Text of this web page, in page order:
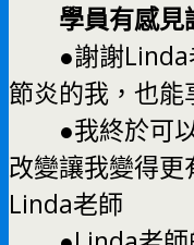
學員有感見
●謝謝Linda
節炎的我，也能
●我終於可以
改變讓我變得
Linda老師